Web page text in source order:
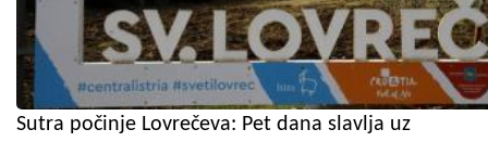
Sutra počinje Lovrečeva: Pet dana slavlja uz